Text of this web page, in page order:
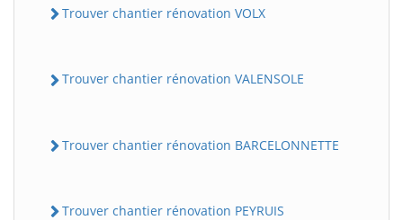
Trouver chantier rénovation VOLX
Trouver chantier rénovation VALENSOLE
Trouver chantier rénovation BARCELONNETTE
Trouver chantier rénovation PEYRUIS